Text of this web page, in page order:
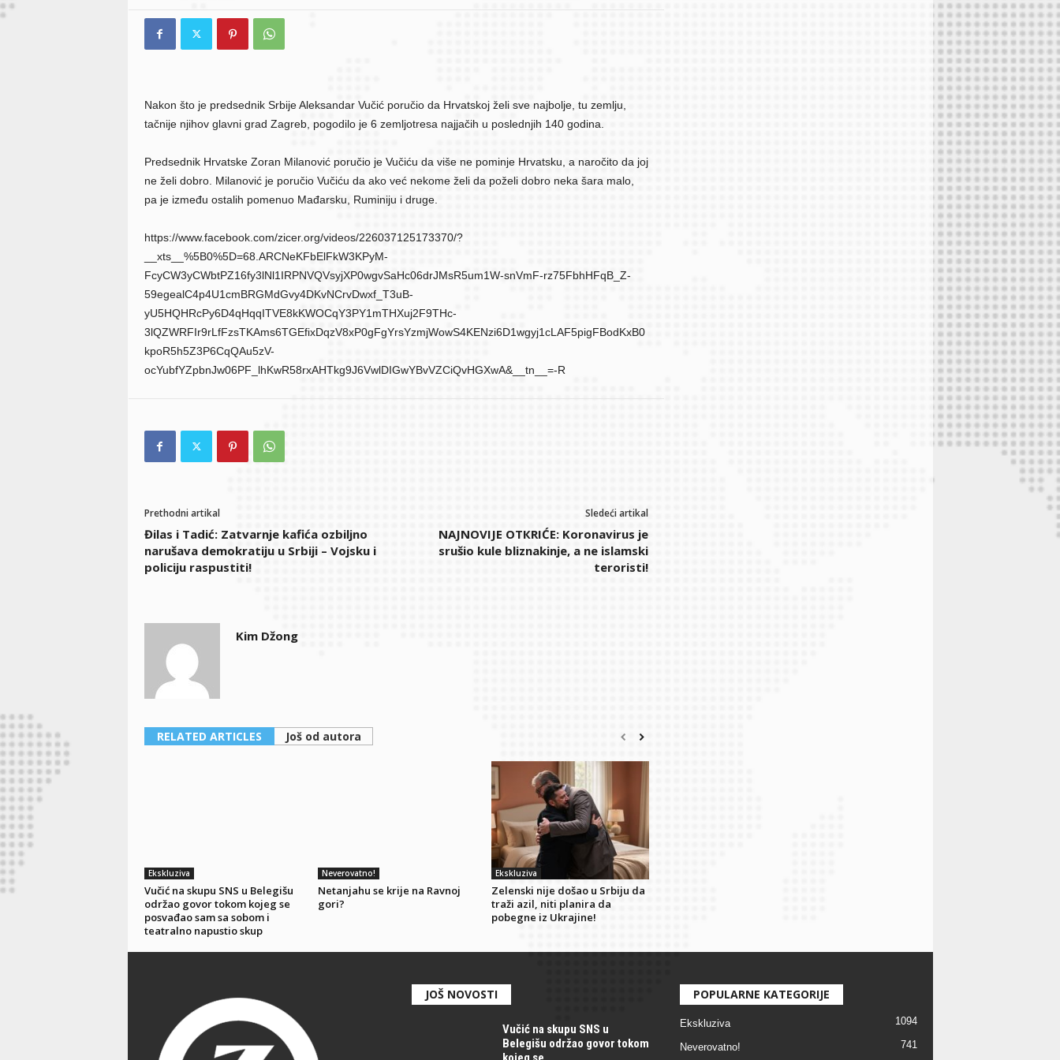
Nakon što je predsednik Srbije Aleksandar Vučić poručio da Hrvatskoj želi sve najbolje, tu zemlju,
tačnije njihov glavni grad Zagreb, pogodilo je 6 zemljotresa najjačih u poslednjih 140 godina.
Predsednik Hrvatske Zoran Milanović poručio je Vučiću da više ne pominje Hrvatsku, a naročito da joj
ne želi dobro. Milanović je poručio Vučiću da ako već nekome želi da poželi dobro neka šara malo,
pa je između ostalih pomenuo Mađarsku, Ruminiju i druge.
https://www.facebook.com/zicer.org/videos/226037125173370/?
__xts__%5B0%5D=68.ARCNeKFbElFkW3KPyM-
FcyCW3yCWbtPZ16fy3lNl1IRPNVQVsyjXP0wgvSaHc06drJMsR5um1W-snVmF-rz75FbhHFqB_Z-
59egealC4p4U1cmBRGMdGvy4DKvNCrvDwxf_T3uB-
yU5HQHRcPy6D4qHqqITVE8kKWOCqY3PY1mTHXuj2F9THc-
3lQZWRFIr9rLfFzsTKAms6TGEfixDqzV8xP0gFgYrsYzmjWowS4KENzi6D1wgyj1cLAF5pigFBodKxB0
kpoR5h5Z3P6CqQAu5zV-
ocYubfYZpbnJw06PF_lhKwR58rxAHTkg9J6VwlDIGwYBvVZCiQvHGXwA&__tn__=-R
Prethodni artikal
Đilas i Tadić: Zatvarnje kafića ozbiljno
narušava demokratiju u Srbiji – Vojsku i
policiju raspustiti!
Sledeći artikal
NAJNOVIJE OTКRIĆE: Koronavirus je
srušio kule bliznakinje, a ne islamski
teroristi!
Kim Džong
RELATED ARTICLES Još od autora
Ekskluziva
Vučić na skupu SNS u Belegišu
održao govor tokom kojeg se
posvađao sam sa sobom i
teatralno napustio skup
Neverovatno!
Netanjahu se krije na Ravnoj
gori?
Ekskluziva
Zelenski nije došao u Srbiju da
traži azil, niti planira da
pobegne iz Ukrajine!
JOŠ NOVOSTI
Vučić na skupu SNS u
Belegišu održao govor tokom
POPULARNE KATEGORIJE
Ekskluziva 1094
Neverovatno! 741